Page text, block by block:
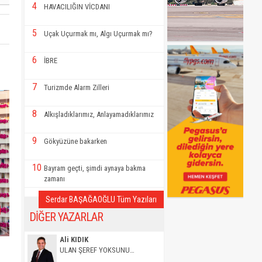
4 HAVACILIĞIN VİCDANI
5 Uçak Uçurmak mı, Algı Uçurmak mı?
6 İBRE
7 Turizmde Alarm Zilleri
8 Alkışladıklarımız, Anlayamadıklarımız
9 Gökyüzüne bakarken
10 Bayram geçti, şimdi aynaya bakma
zamanı
Serdar BAŞAĞAOĞLU Tüm Yazıları
DİĞER YAZARLAR
Ali KIDIK
ULAN ŞEREF YOKSUNU…